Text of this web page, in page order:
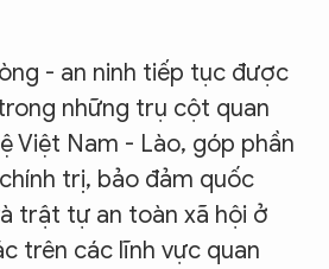
- an ninh tiếp tục được
những trụ cột quan
Việt Nam - Lào, góp phần
trị, bảo đảm quốc
trật tự an toàn xã hội ở
trên các lĩnh vực quan